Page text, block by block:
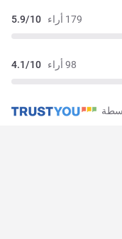
179 أراء 5.9/10
98 أراء 4.1/10